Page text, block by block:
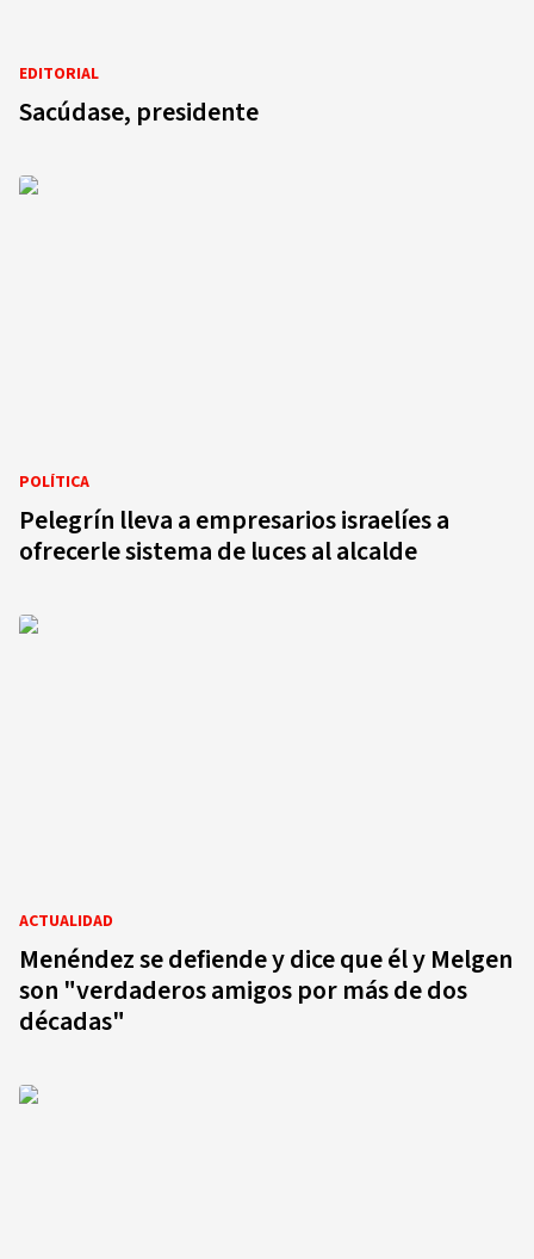
EDITORIAL
Sacúdase, presidente
POLÍTICA
Pelegrín lleva a empresarios israelíes a
ofrecerle sistema de luces al alcalde
ACTUALIDAD
Menéndez se defiende y dice que él y Melgen
son "verdaderos amigos por más de dos
décadas"